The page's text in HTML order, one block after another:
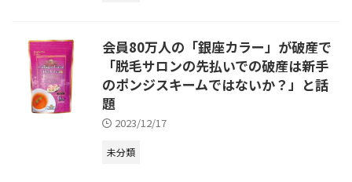
会員80万人の「銀座カラー」が破産で
「脱毛サロンの先払いでの破産は新手
のポンジスキームではないか？」と話
題
2023/12/17
未分類